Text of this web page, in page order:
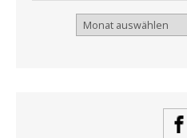
Archiv